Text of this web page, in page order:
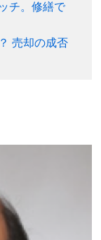
チ。修繕で
売却の成否